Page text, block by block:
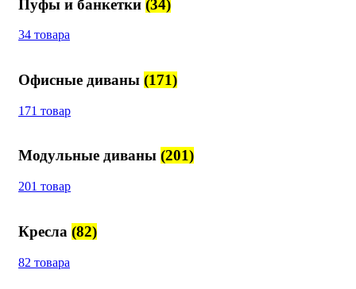
Пуфы и банкетки (34)
34 товара
Офисные диваны (171)
171 товар
Модульные диваны (201)
201 товар
Кресла (82)
82 товара